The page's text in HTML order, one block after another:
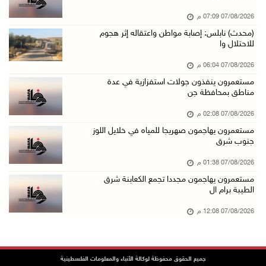
مستعمرون يهاجمون صهريجا للمياه في خلايل اللوز ...
مستعمرون يهاجمون مجددا تجمع الكعابنة شرق الطي ...
أسعار النفط تواصل الصعود وسط مخاوف بشأن مستقب ...
07/آب/2026 10:25 ص
الذهب يتجه لأفضل أداء أسبوعي منذ كانون الثاني
07/آب/2026 09:06 ص
مستعمرون بحماية قوات الاحتلال يقتحمون برك سلي ...
الاحتلال يقتحم بلدة طمون جنوب طوباس
07/08/2026 07:09 م
(محدث) نابلس: إصابة مواطن واعتقاله إثر هجوم
للاحتلال وا
07/08/2026 06:04 م
مستعمرون ينفذون جولات استفزازية في عدة
مناطق بمحافظة جن
07/08/2026 02:08 م
مستعمرون يهاجمون صهريجا للمياه في خلايل اللوز
جنوب شرق
07/08/2026 01:38 م
مستعمرون يهاجمون مجددا تجمع الكعابنة شرق
الطيبة برام ال
07/08/2026 12:08 م
جميع الحقوق محفوظة لوكالة الأنباء والمعلومات الفلسطينية